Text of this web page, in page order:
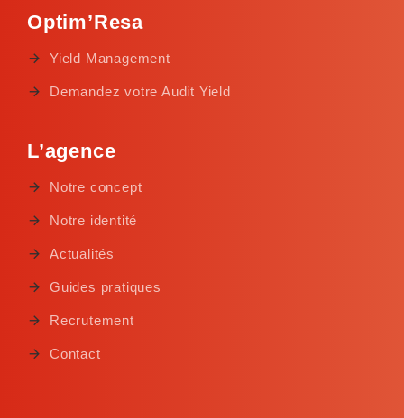
Optim’Resa
Yield Management
Demandez votre Audit Yield
L’agence
Notre concept
Notre identité
Actualités
Guides pratiques
Recrutement
Contact